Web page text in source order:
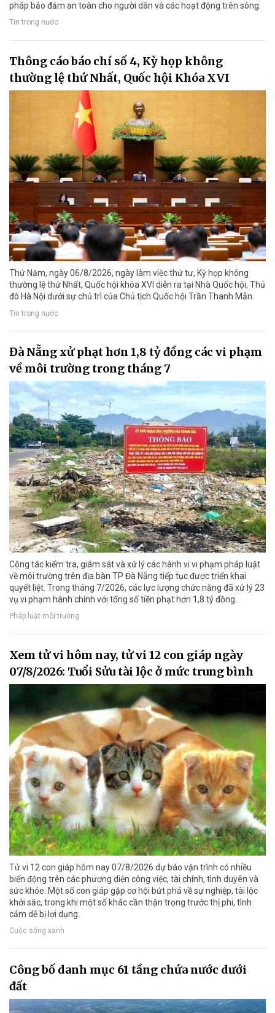
pháp bảo đảm an toàn cho người dân và các hoạt động trên sông.
Tin trong nước
Thông cáo báo chí số 4, Kỳ họp không
thường lệ thứ Nhất, Quốc hội Khóa XVI
Thứ Năm, ngày 06/8/2026, ngày làm việc thứ tư, Kỳ họp không
thường lệ thứ Nhất, Quốc hội khóa XVI diễn ra tại Nhà Quốc hội, Thủ
đô Hà Nội dưới sự chủ trì của Chủ tịch Quốc hội Trần Thanh Mẫn.
Tin trong nước
Đà Nẵng xử phạt hơn 1,8 tỷ đồng các vi phạm
về môi trường trong tháng 7
Công tác kiểm tra, giám sát và xử lý các hành vi vi phạm pháp luật
về môi trường trên địa bàn TP Đà Nẵng tiếp tục được triển khai
quyết liệt. Trong tháng 7/2026, các lực lượng chức năng đã xử lý 23
vụ vi phạm hành chính với tổng số tiền phạt hơn 1,8 tỷ đồng.
Pháp luật môi trường
Xem tử vi hôm nay, tử vi 12 con giáp ngày
07/8/2026: Tuổi Sửu tài lộc ở mức trung bình
Tử vi 12 con giáp hôm nay 07/8/2026 dự báo vận trình có nhiều
biến động trên các phương diện công việc, tài chính, tình duyên và
sức khỏe. Một số con giáp gặp cơ hội bứt phá về sự nghiệp, tài lộc
khởi sắc, trong khi một số khác cần thận trọng trước thị phi, tình
cảm dễ bị lợi dụng.
Cuộc sống xanh
Công bố danh mục 61 tầng chứa nước dưới
đất